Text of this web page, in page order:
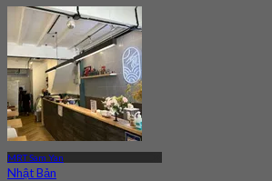
MRT Sam Yan
Nhật Bản